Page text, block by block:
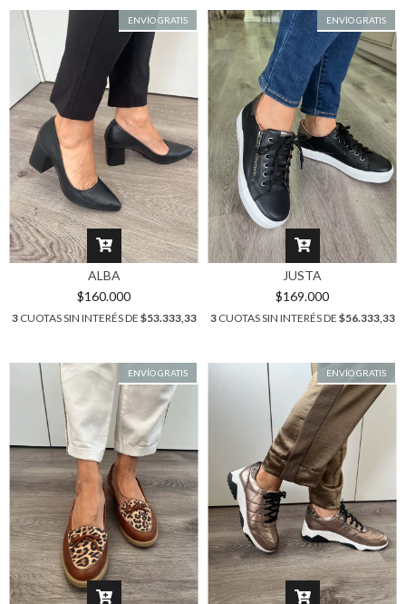
ENVÍO GRATIS
ALBA
$160.000
3CUOTAS SIN INTERÉS DE $53.333,33
ENVÍO GRATIS
JUSTA
$169.000
3CUOTAS SIN INTERÉS DE $56.333,33
ENVÍO GRATIS ENVÍO GRATIS